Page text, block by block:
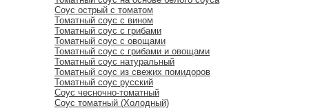
Соус острый с томатом
Томатный соус с вином
Томатный соус с грибами
Томатный соус с овощами
Томатный соус с грибами и овощами
Томатный соус натуральный
Томатный соус из свежих помидоров
Томатный соус русский
Соус чесночно-томатный
Соус томатный (Холодный)